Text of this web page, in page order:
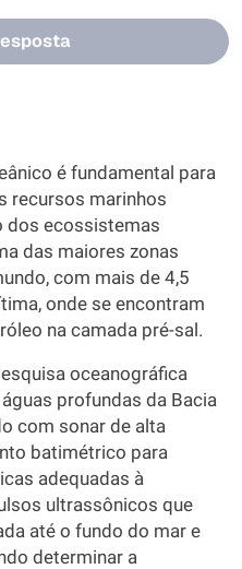
é fundamental para
recursos marinhos
dos ecossistemas
das maiores zonas
com mais de 4,5
onde se encontram
na camada pré-sal.
oceanográfica
profundas da Bacia
com sonar de alta
batimétrico para
adequadas à
ultrassônicos que
até o fundo do mar e
determinar a